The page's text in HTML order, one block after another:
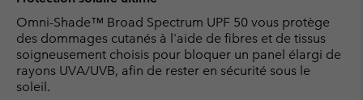
Omni-Shade™ Broad Spectrum UPF 50 vous protège
des dommages cutanés à l'aide de fibres et de tissus
soigneusement choisis pour bloquer un panel élargi de
rayons UVA/UVB, afin de rester en sécurité sous le
soleil.